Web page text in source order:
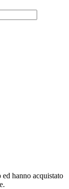
ed hanno acquistato